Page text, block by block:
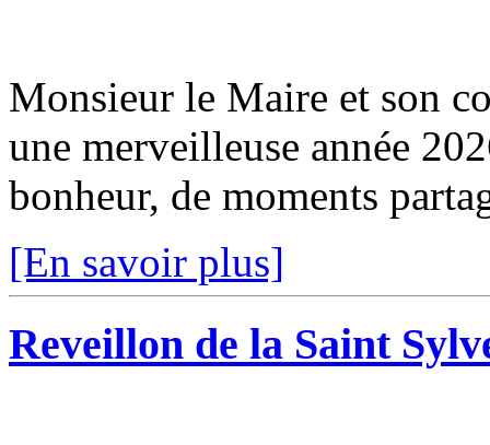
Monsieur le Maire et son
une merveilleuse année
bonheur, de moments
[En savoir plus]
Reveillon de la Saint